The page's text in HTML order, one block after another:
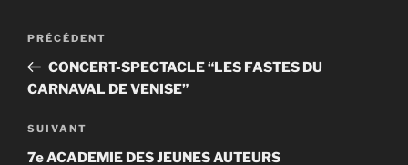
Navigation
de
l’article
Article
précédent
PRÉCÉDENT
CONCERT-SPECTACLE “LES FASTES DU
CARNAVAL DE VENISE”
Article
suivant
SUIVANT
7e ACADEMIE DES JEUNES AUTEURS